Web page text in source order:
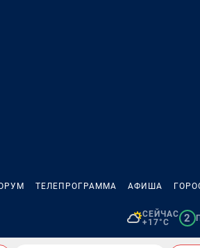
ТЕЛЕПРОГРАММА АФИША
СЕЙЧАС
+17°C
2